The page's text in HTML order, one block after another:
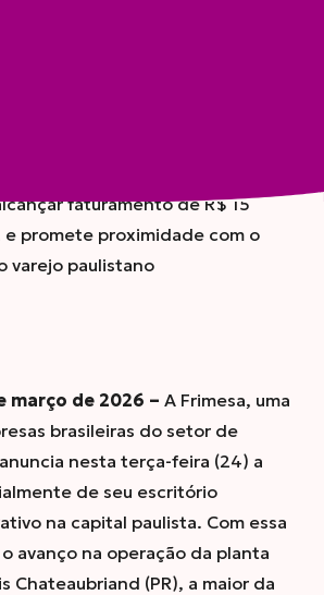
faturamento de R$ 15
promete proximidade com o
varejo paulistano
março de 2026 – A Frimesa, uma
brasileiras do setor de
nesta terça-feira (24) a
de seu escritório
na capital paulista. Com essa
avanço na operação da planta
Chateaubriand (PR), a maior da